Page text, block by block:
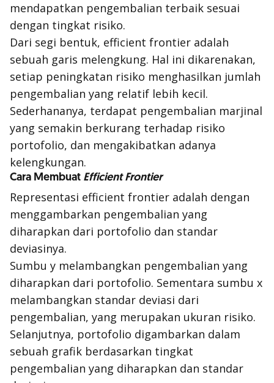
mendapatkan pengembalian terbaik sesuai
dengan tingkat risiko.
Dari segi bentuk, efficient frontier adalah
sebuah garis melengkung. Hal ini dikarenakan,
setiap peningkatan risiko menghasilkan jumlah
pengembalian yang relatif lebih kecil.
Sederhananya, terdapat pengembalian marjinal
yang semakin berkurang terhadap risiko
portofolio, dan mengakibatkan adanya
kelengkungan.
Cara Membuat Efficient Frontier
Representasi efficient frontier adalah dengan
menggambarkan pengembalian yang
diharapkan dari portofolio dan standar
deviasinya.
Sumbu y melambangkan pengembalian yang
diharapkan dari portofolio. Sementara sumbu x
melambangkan standar deviasi dari
pengembalian, yang merupakan ukuran risiko.
Selanjutnya, portofolio digambarkan dalam
sebuah grafik berdasarkan tingkat
pengembalian yang diharapkan dan standar